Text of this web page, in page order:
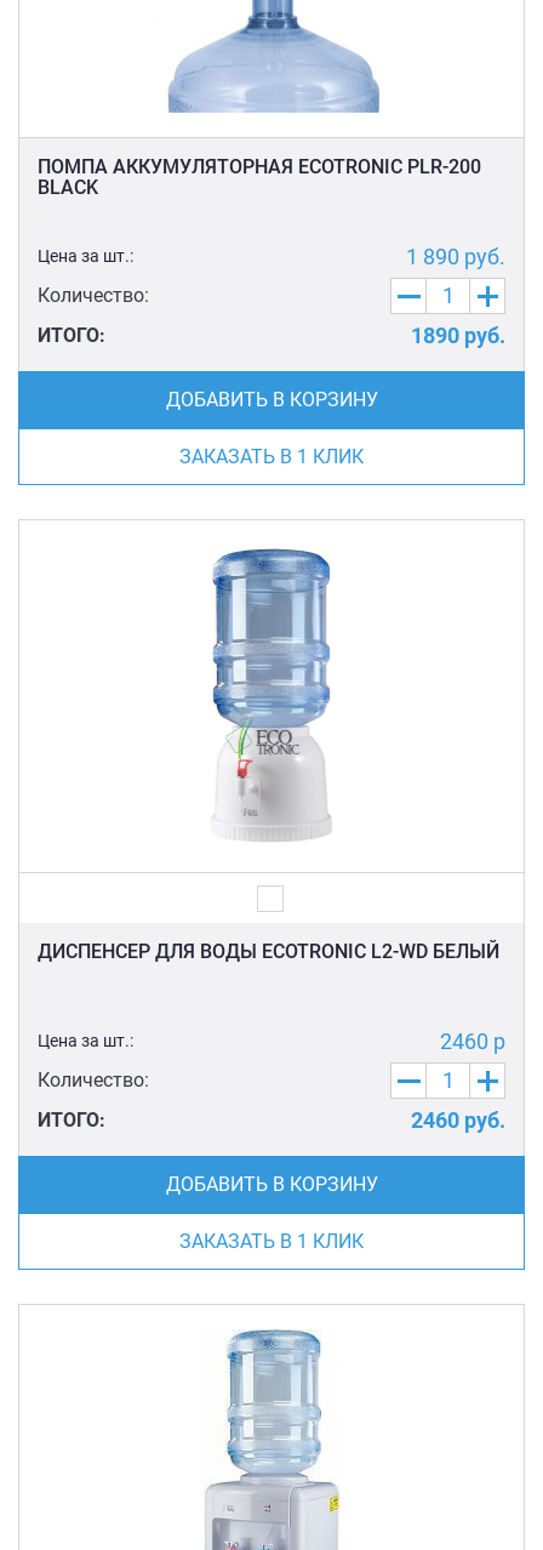
ПОМПА АККУМУЛЯТОРНАЯ ECOTRONIC PLR-200
BLACK
Цена за шт.: 1 890 руб.
Количество:
ИТОГО:
1890 руб.
ДОБАВИТЬ В КОРЗИНУ
ЗАКАЗАТЬ В 1 КЛИК
ДИСПЕНСЕР ДЛЯ ВОДЫ ECOTRONIC L2-WD БЕЛЫЙ
Цена за шт.: 2460 р
Количество:
ИТОГО:
2460 руб.
ДОБАВИТЬ В КОРЗИНУ
ЗАКАЗАТЬ В 1 КЛИК